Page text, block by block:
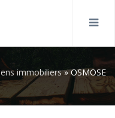
immobiliers»OSMOSE